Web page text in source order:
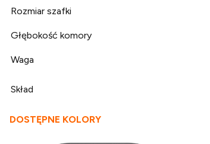
Rozmiar szafki
Głębokość komory
Waga
Skład
DOSTĘPNE KOLORY